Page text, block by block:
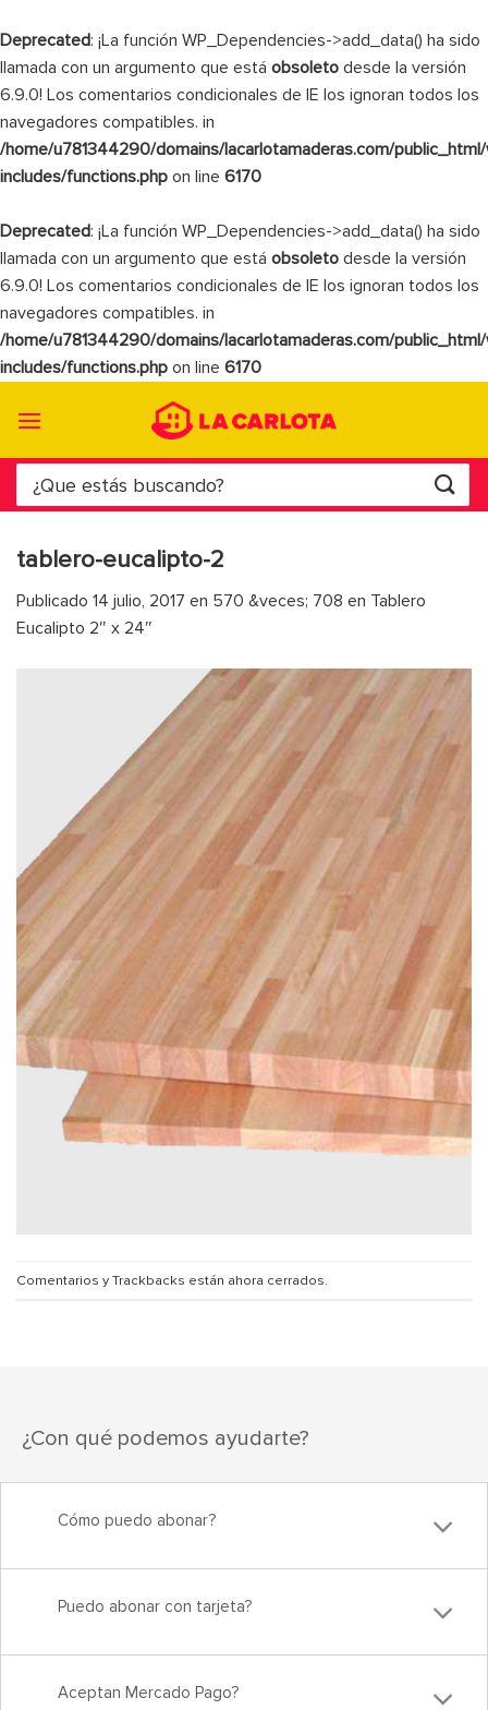
Deprecated: ¡La función WP_Dependencies->add_data() ha sido
llamada con un argumento que está obsoleto desde la versión
6.9.0! Los comentarios condicionales de IE los ignoran todos los
navegadores compatibles. in
/home/u781344290/domains/lacarlotamaderas.com/
includes/functions.php on line 6170
Deprecated: ¡La función WP_Dependencies->add_data() ha sido
llamada con un argumento que está obsoleto desde la versión
6.9.0! Los comentarios condicionales de IE los ignoran todos los
navegadores compatibles. in
/home/u781344290/domains/lacarlotamaderas.com/
includes/functions.php on line 6170
Buscar
por:
tablero-eucalipto-2
Publicado 14 julio, 2017 en 570 &veces; 708 en Tablero
Eucalipto 2″ x 24″
Comentarios y Trackbacks están ahora cerrados.
¿Con qué podemos ayudarte?
Cómo puedo abonar?
Puedo abonar con tarjeta?
Aceptan Mercado Pago?